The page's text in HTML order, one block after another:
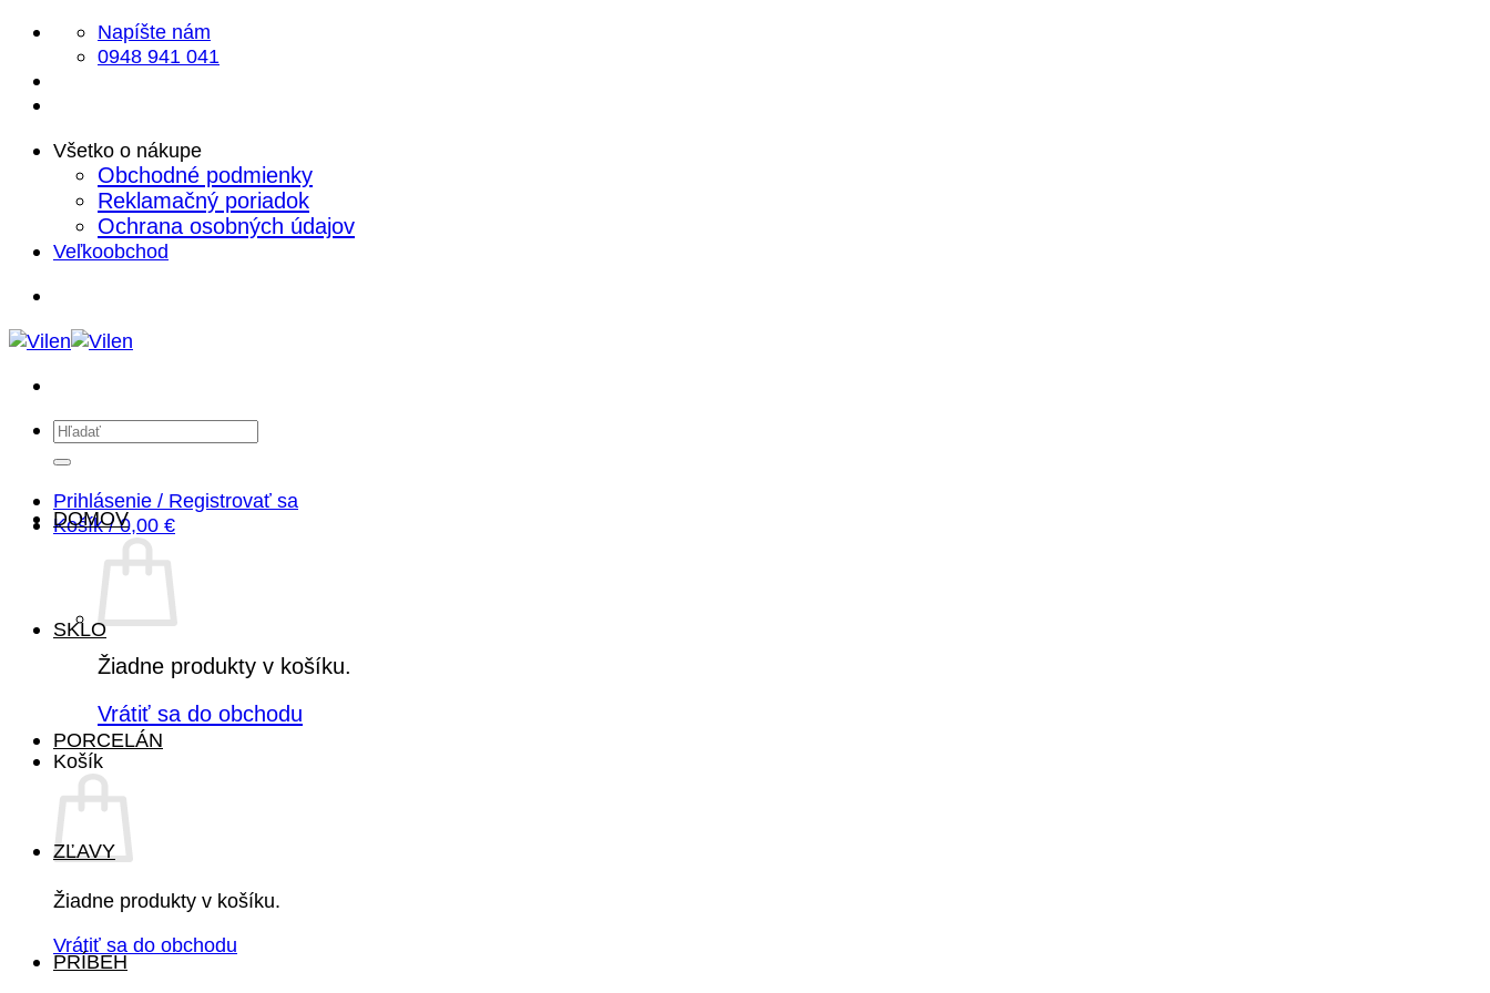
Skip
content
Napíšte nám
0948 941 041
Všetko o nákupe
Obchodné podmienky
Reklamačný poriadok
Ochrana osobných údajov
Veľkoobchod
Hľadať:
Prihlásenie / Registrovať sa
Košík /0,00 €
Žiadne produkty v košíku.
Vrátiť sa do obchodu
Košík
Žiadne produkty v košíku.
Vrátiť sa do obchodu
DOMOV
SKLO
PORCELÁN
ZĽAVY
PRÍBEH